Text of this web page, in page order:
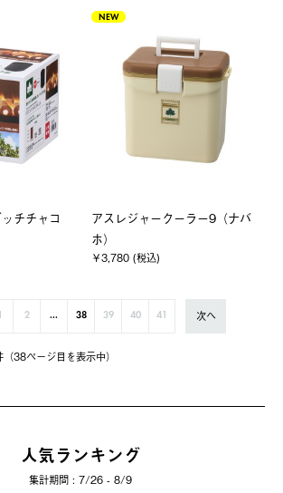
チチャコ
NEW
アスレジャークーラー9（ナバ
ホ）
￥3,780 (税込)
38ページ⽬を表⽰中）
1 2 ... 38 39 40 41 次へ
人気ランキング
集計期間 : 7/26 - 8/9